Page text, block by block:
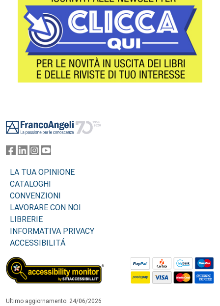
LA TUA OPINIONE
CATALOGHI
CONVENZIONI
LAVORARE CON NOI
LIBRERIE
INFORMATIVA PRIVACY
ACCESSIBILITÁ
Ultimo aggiornamento: 24/06/2026